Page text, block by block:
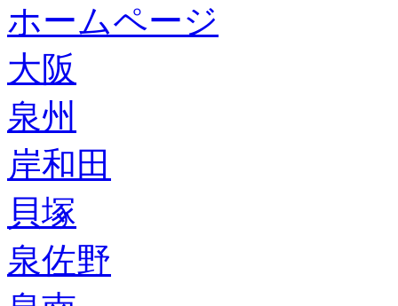
ホームページ
大阪
泉州
岸和田
貝塚
泉佐野